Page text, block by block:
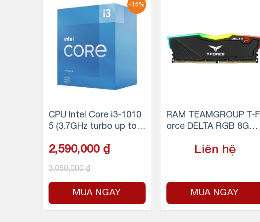
-15%
CPU Intel Core i3-1010
5 (3.7GHz turbo up to
6MB Cache, 65W)
2,590,000 ₫
3,050,000₫
MUA NGAY
RAM TEAMGROUP T-F
orce DELTA RGB 8GB
Liên hệ
MUA NGAY